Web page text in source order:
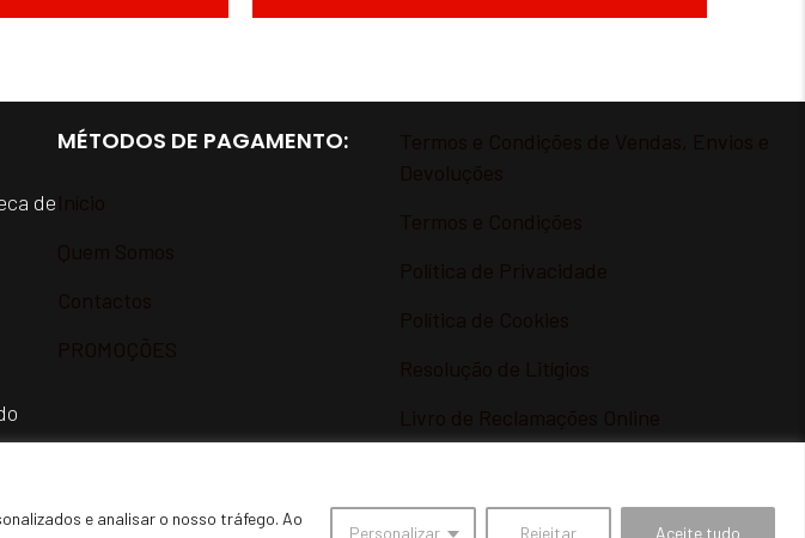
e analisar o nosso tráfego. Ao
Personalizar Rejeitar Aceite tudo
de
MÉTODOS DE PAGAMENTO: